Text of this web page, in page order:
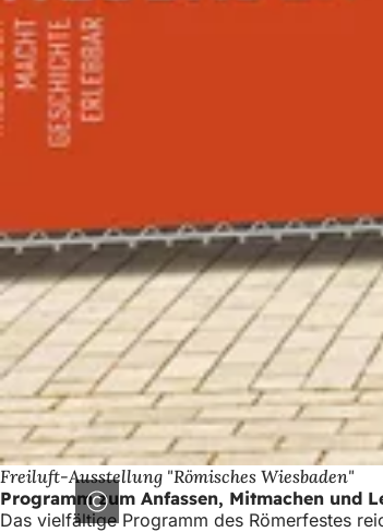
Freiluft-Ausstellung "Römisches Wiesbaden"
Programm zum Anfassen, Mitmachen und
Das vielfältige Programm des Römerfestes